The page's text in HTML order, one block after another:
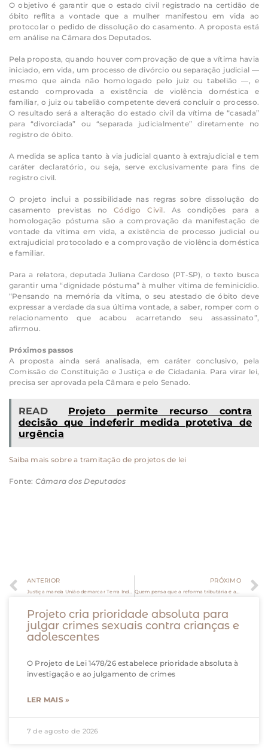
O objetivo é garantir que o estado civil registrado na certidão de
óbito reflita a vontade que a mulher manifestou em vida ao
protocolar o pedido de dissolução do casamento. A proposta está
em análise na Câmara dos Deputados.
Pela proposta, quando houver comprovação de que a vítima havia
iniciado, em vida, um processo de divórcio ou separação judicial —
mesmo que ainda não homologado pelo juiz ou tabelião —, e
estando comprovada a existência de violência doméstica e
familiar, o juiz ou tabelião competente deverá concluir o processo.
O resultado será a alteração do estado civil da vítima de “casada”
para “divorciada” ou “separada judicialmente” diretamente no
registro de óbito.
A medida se aplica tanto à via judicial quanto à extrajudicial e tem
caráter declaratório, ou seja, serve exclusivamente para fins de
registro civil.
O projeto inclui a possibilidade nas regras sobre dissolução do
casamento previstas noCódigo Civil. As condições para a
homologação póstuma são a comprovação da manifestação de
vontade da vítima em vida, a existência de processo judicial ou
extrajudicial protocolado e a comprovação de violência doméstica
e familiar.
Para a relatora, deputada Juliana Cardoso (PT-SP), o texto busca
garantir uma “dignidade póstuma” à mulher vítima de feminicídio.
“Pensando na memória da vítima, o seu atestado de óbito deve
expressar a verdade da sua última vontade, a saber, romper com o
relacionamento que acabou acarretando seu assassinato”,
afirmou.
Próximos passos
A proposta ainda será analisada, em caráter conclusivo, pela
Comissão de Constituição e Justiça e de Cidadania. Para virar lei,
precisa ser aprovada pela Câmara e pelo Senado.
READ
Projeto permite recurso contra
decisão que indeferir medida protetiva de
urgência
Saiba mais sobre a tramitação de projetos de lei
Fonte: Câmara dos Deputados
ANTERIOR PRÓXIMO
Projeto cria prioridade absoluta para
julgar crimes sexuais contra crianças e
adolescentes
O Projeto de Lei 1478/26 estabelece prioridade absoluta à
investigação e ao julgamento de crimes
LER MAIS »
7 de agosto de 2026